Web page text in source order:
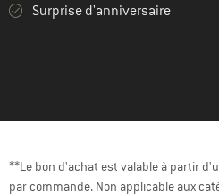
Surprise d'anniversaire
**Le bon d'achat est valable à partir
par commande. Non applicable aux